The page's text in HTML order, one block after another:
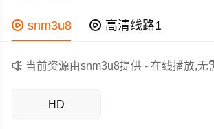
作为一部 上映的恐怖电影，在当期同类题
定的看点，在演员表现和剧情架构上也都
剧情紧凑，角色塑造鲜明，适合喜欢恐怖
 snm3u8  高清线路1
 当前资源由snm3u8提供 - 在线播放,无
HD